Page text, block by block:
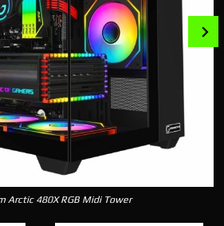
Arctic 480X RGB Midi Tower